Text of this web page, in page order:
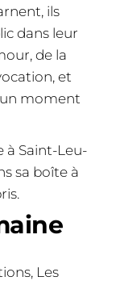
ils
dans leur
de la
et
moment
à Saint-Leu-
sa boîte à
Les